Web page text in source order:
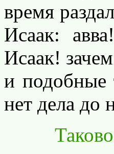
время
Исаак:
Исаак!
и подобные
нет дела до
Таково